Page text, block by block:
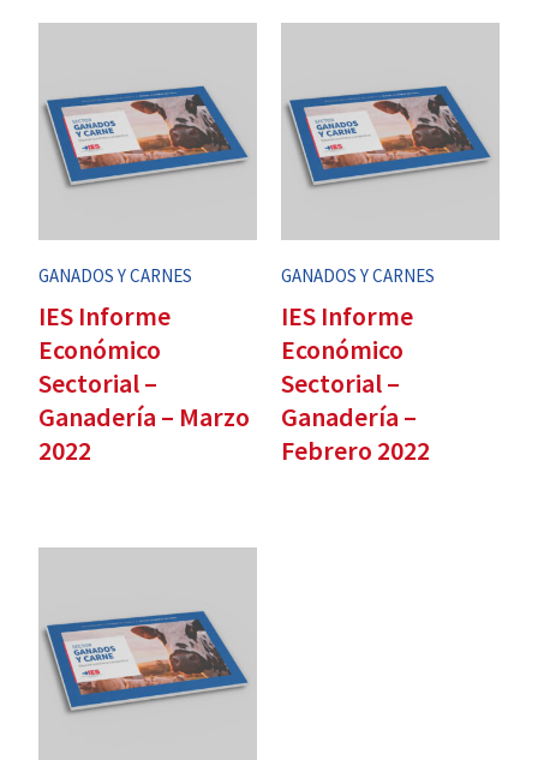
GANADOS Y CARNES
IES Informe
Económico
Sectorial –
Ganadería – Marzo
2022
GANADOS Y CARNES
IES Informe
Económico
Sectorial –
Ganadería –
Febrero 2022